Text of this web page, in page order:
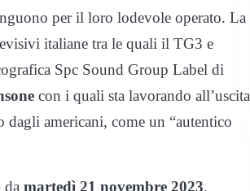
per il loro lodevole operato. La
italiane tra le quali il TG3 e
Spc Sound Group Label di
con i quali sta lavorando all’uscita
americani, come un “autentico
da martedì 21 novembre 2023.